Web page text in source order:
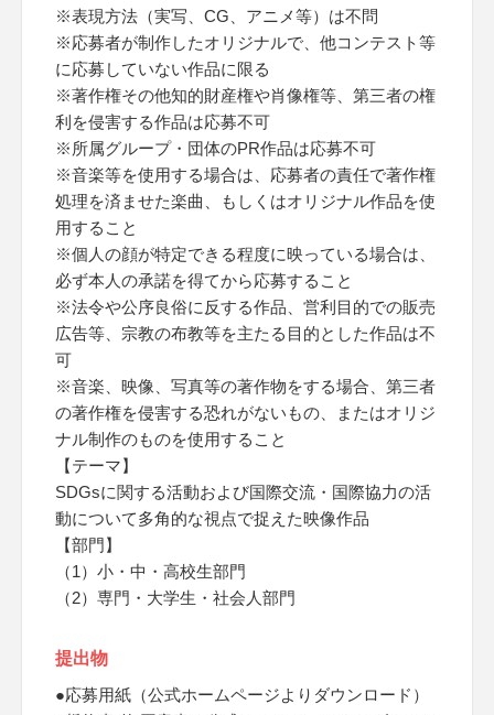
※表現方法（実写、CG、アニメ等）は不問
※応募者が制作したオリジナルで、他コンテスト等
に応募していない作品に限る
※著作権その他知的財産権や肖像権等、第三者の権
利を侵害する作品は応募不可
※所属グループ・団体のPR作品は応募不可
※音楽等を使用する場合は、応募者の責任で著作権
処理を済ませた楽曲、もしくはオリジナル作品を使
用すること
※個人の顔が特定できる程度に映っている場合は、
必ず本人の承諾を得てから応募すること
※法令や公序良俗に反する作品、営利目的での販売
広告等、宗教の布教等を主たる目的とした作品は不
可
※音楽、映像、写真等の著作物をする場合、第三者
の著作権を侵害する恐れがないもの、またはオリジ
ナル制作のものを使用すること
【テーマ】
SDGsに関する活動および国際交流・国際協力の活
動について多角的な視点で捉えた映像作品
【部門】
（1）小・中・高校生部門
（2）専門・大学生・社会人部門
提出物
●応募用紙（公式ホームページよりダウンロード）